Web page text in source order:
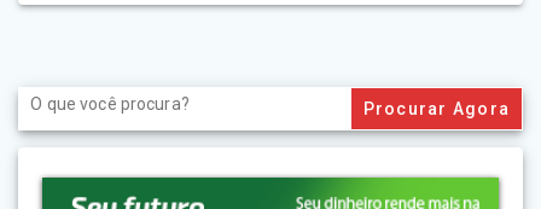
Search
for: